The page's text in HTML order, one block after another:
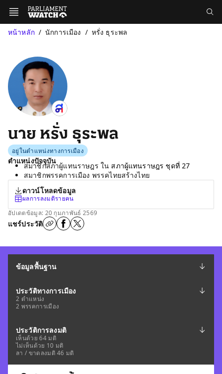
หน้าหลัก นักการเมือง หรั่ง ธุระพล
นาย หรั่ง ธุระพล
อยู่ในตำแหน่งทางการเมือง
ตำแหน่งปัจจุบัน
สมาชิกสภาผู้แทนราษฎร ใน สภาผู้แทนราษฎร ชุดที่ 27
สมาชิกพรรคการเมือง พรรคไทยสร้างไทย
ดาวน์โหลดข้อมูล
ผลการลงมติรายคน
อัปเดตข้อมูล: 20 กุมภาพันธ์ 2569
แชร์ประวัติ
ข้อมูลพื้นฐาน
ประวัติทางการเมือง
2 ตำแหน่ง
2 พรรคการเมือง
ประวัติการลงมติ
เห็นด้วย 64 มติ
ไม่เห็นด้วย 10 มติ
ลา / ขาดลงมติ 46 มติ